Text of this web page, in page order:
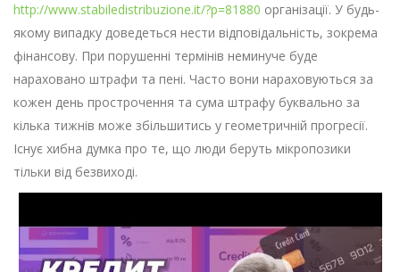
http://www.stabiledistribuzione.it/?p=81880 організації. У будь-
якому випадку доведеться нести відповідальність, зокрема
фінансову. При порушенні термінів неминуче буде
нараховано штрафи та пені. Часто вони нараховуються за
кожен день прострочення та сума штрафу буквально за
кілька тижнів може збільшитись у геометричній прогресії.
Існує хибна думка про те, що люди беруть мікропозики
тільки від безвиході.